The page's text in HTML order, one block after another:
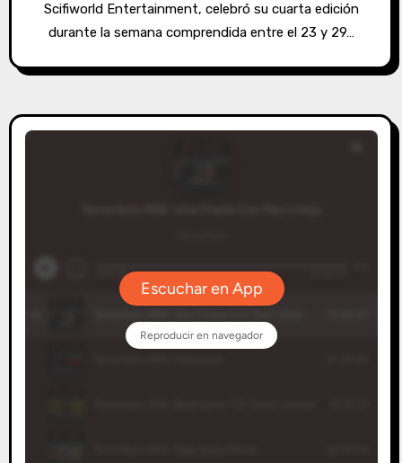
Scifiworld Entertainment, celebró su cuarta edición
durante la semana comprendida entre el 23 y 29…